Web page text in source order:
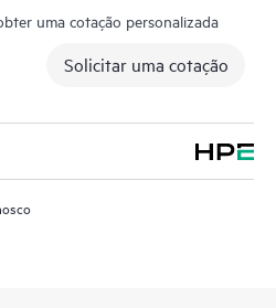
uma cotação personalizada
Solicitar uma cotação